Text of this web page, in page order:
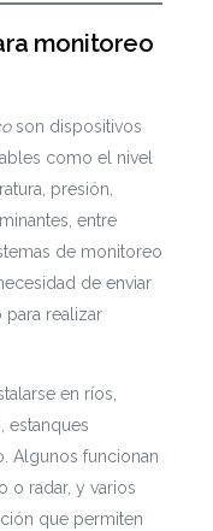
monitoreo
son dispositivos
como el nivel
presión,
entre
de monitoreo
de enviar
realizar
en ríos,
estanques
Algunos funcionan
o radar, y varios
que permiten